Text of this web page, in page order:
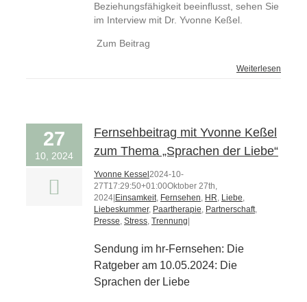
Beziehungsfähigkeit beeinflusst, sehen Sie
im Interview mit Dr. Yvonne Keßel.
Zum Beitrag
Weiterlesen
27
10, 2024
Fernsehbeitrag mit Yvonne Keßel
zum Thema „Sprachen der Liebe“
Yvonne Kessel 2024-10-
27T17:29:50+01:00Oktober 27th,
2024 Einsamkeit, Fernsehen, HR, Liebe,
Liebeskummer, Paartherapie, Partnerschaft,
Presse, Stress, Trennung
Sendung im hr-Fernsehen: Die
Ratgeber am 10.05.2024: Die
Sprachen der Liebe